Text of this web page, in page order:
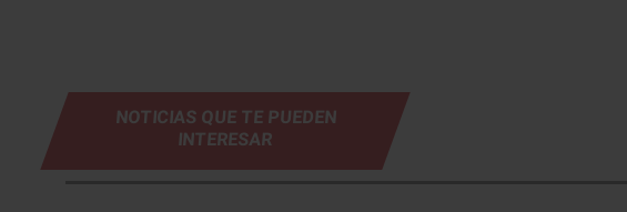
NOTICIAS QUE TE PUEDEN
INTERESAR